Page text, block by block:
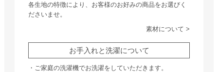
各生地の特徴により、お客様のお好みの商品をお選びく
ださいませ。
素材について >
お手入れと洗濯について
・ご家庭の洗濯機でお洗濯をしていただきます。